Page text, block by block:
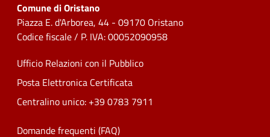
Comune di Oristano
Piazza E. d'Arborea, 44 - 09170 Oristano
Codice fiscale / P. IVA: 00052090958
Ufficio Relazioni con il Pubblico
Posta Elettronica Certificata
Centralino unico: +39 0783 7911
Domande frequenti (FAQ)